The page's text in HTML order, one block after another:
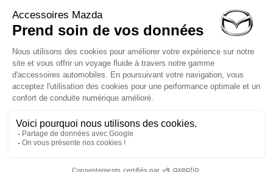
Du lundi au vendredi
de 10h à 12h et 14h à 16h30
Formulaire de contact